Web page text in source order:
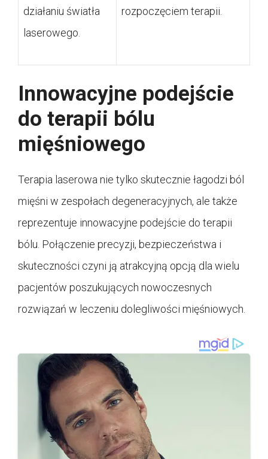
działaniu światła
laserowego.
rozpoczęciem terapii.
Innowacyjne podejście
do terapii bólu
mięśniowego
Terapia laserowa nie tylko skutecznie łagodzi ból
mięśni w zespołach degeneracyjnych, ale także
reprezentuje innowacyjne podejście do terapii
bólu. Połączenie precyzji, bezpieczeństwa i
skuteczności czyni ją atrakcyjną opcją dla wielu
pacjentów poszukujących nowoczesnych
rozwiązań w leczeniu dolegliwości mięśniowych.